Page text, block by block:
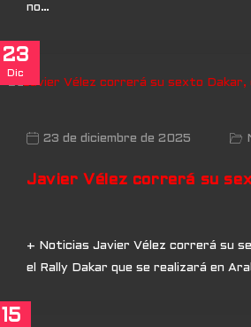
no…
23
Dic
23 de diciembre de 2025
Javier Vélez correrá su
+ Noticias Javier Vélez correrá su
el Rally Dakar que se realizará en
15